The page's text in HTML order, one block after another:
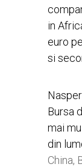
in
euro
si
Bursa
mai
din
China,